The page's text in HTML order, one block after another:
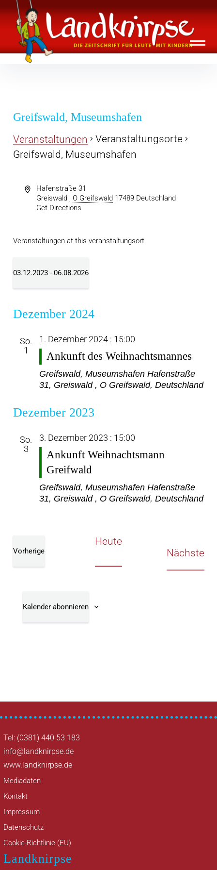
Inhalte
überspringen
Landknirpse – Die Zeitschrift für Leute
mit Kindern
Greifswald, Museumshafen
Veranstaltungen
Veranstaltungsorte
Greifswald, Museumshafen
Hafenstraße 31
Greiswald , O Greifswald 17489 Deutschland
Get Directions
Veranstaltungen at this veranstaltungsort
03.12.2023 - 06.08.2026
Dezember 2024
So.
1
1. Dezember 2024 : 15:00
Ankunft des Weihnachtsmannes
Greifswald, Museumshafen Hafenstraße
31, Greiswald , O Greifswald, Deutschland
Dezember 2023
So.
3
3. Dezember 2023 : 15:00
Ankunft Weihnachtsmann
Greifwald
Greifswald, Museumshafen Hafenstraße
31, Greiswald , O Greifswald, Deutschland
Vorherige
Heute
Nächste
Kalender abonnieren
Tel: (0381) 440 53 183
info@landknirpse.de
www.landknirpse.de
Mediadaten
Kontakt
Impressum
Datenschutz
Cookie-Richtlinie (EU)
Landknirpse